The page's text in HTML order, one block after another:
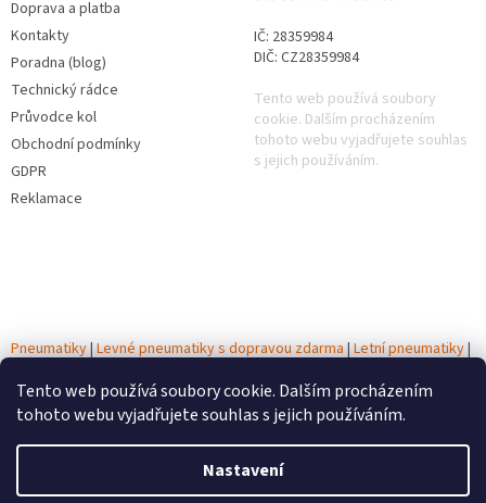
Tento web používá soubory cookie. Dalším procházením
tohoto webu vyjadřujete souhlas s jejich používáním.
Nastavení
Doprava a platba
Kontakty
Poradna (blog)
Technický rádce
Průvodce kol
Obchodní podmínky
GDPR
Reklamace
IČ: 28359984
DIČ: CZ28359984
Tento web používá soubory
cookie. Dalším procházením
tohoto webu vyjadřujete souhlas
s jejich používáním.
Pneumatiky|Levné pneumatiky s dopravou zdarma|Letní pneumatiky|
Autobaterie